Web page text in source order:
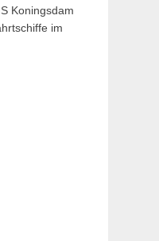
Koningsdam
im